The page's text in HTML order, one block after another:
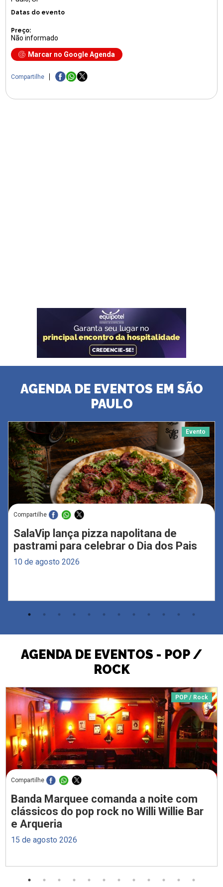
Datas do evento
Preço:
Não informado
Marcar no Google Agenda
Compartilhe
AGENDA DE EVENTOS EM SÃO
PAULO
Evento
Compartilhe
SalaVip lança pizza napolitana de
pastrami para celebrar o Dia dos Pais
10 de agosto 2026
AGENDA DE EVENTOS - POP /
ROCK
POP / Rock
Compartilhe
Banda Marquee comanda a noite com
clássicos do pop rock no Willi Willie Bar
e Arqueria
15 de agosto 2026